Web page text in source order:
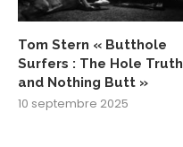
Tom Stern « Butthole
Surfers : The Hole Truth
and Nothing Butt »
10 septembre 2025